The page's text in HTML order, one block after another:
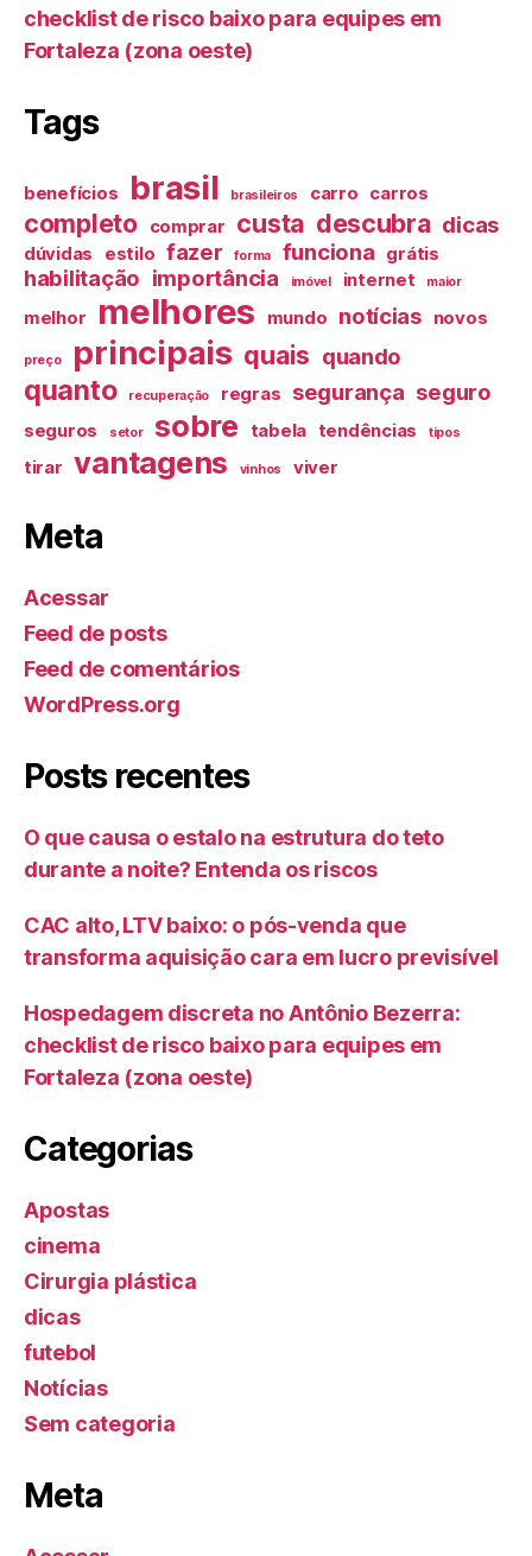
checklist de risco baixo para equipes em
Fortaleza (zona oeste)
Tags
benefícios brasil brasileiros carro carros
completo comprar custa descubra dicas
dúvidas estilo fazer forma funciona grátis
habilitação importância imóvel internet maior
melhor melhores mundo notícias novos
preço principais quais quando
quanto recuperação regras segurança seguro
seguros setor sobre tabela tendências tipos
tirar vantagens vinhos viver
Meta
Acessar
Feed de posts
Feed de comentários
WordPress.org
Posts recentes
O que causa o estalo na estrutura do teto
durante a noite? Entenda os riscos
CAC alto, LTV baixo: o pós-venda que
transforma aquisição cara em lucro previsível
Hospedagem discreta no Antônio Bezerra:
checklist de risco baixo para equipes em
Fortaleza (zona oeste)
Categorias
Apostas
cinema
Cirurgia plástica
dicas
futebol
Notícias
Sem categoria
Meta